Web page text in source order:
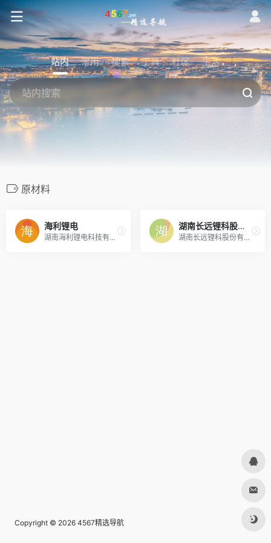
站内 常用 搜索 工具 社区 生活
原材料
海利锂电
湖南海利锂电科技有限公司
湖南长远锂科股份有限公司
湖南长远锂科股份有限公司-湖南长远锂科股份有限公司-作为中国五矿成员企业，借助集团公司镍、钴、锰、锂等资源长远保障优势和全产业链优势，公司坚持品质，集聚人才，专注研发，以最好的技术，做最好的产品，推动整个企业、整个行业的发展，致力于成为全球技术领先、品质优良、价格最优、受行业尊敬的最大的一流锂电池材料供应商
Copyright © 2026 4567精选导航